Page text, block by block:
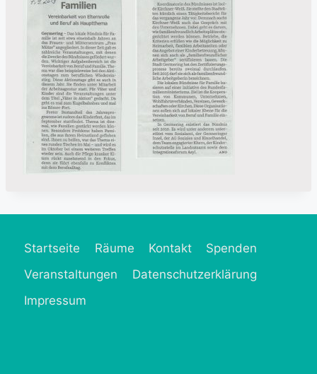
Startseite Räume Kontakt
Spenden
Veranstaltungen
Datenschutzerklärung
Impressum